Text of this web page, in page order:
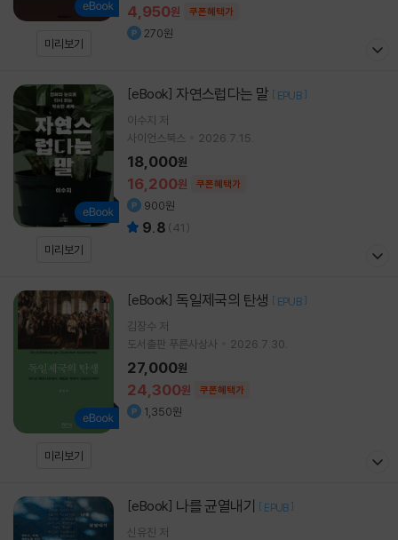
미리보기
4,950원 쿠폰혜택가
270원
미리보기
[eBook] 자연스럽다는 말 [ EPUB ]
이수지 저
사이언스북스
2026.7.15.
16,200원 쿠폰혜택가
18,000원
900원
9.8 (41 )
미리보기
[eBook] 독일제국의 탄생 [ EPUB ]
김장수 저
도서출판 푸른사상사
2026.7.30.
24,300원 쿠폰혜택가
27,000원
1,350원
[eBook] 나를 균열내기 [ EPUB ]
신유진 저